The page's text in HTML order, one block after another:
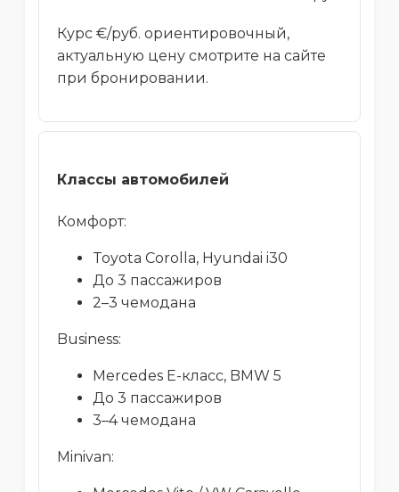
Курс €/руб. ориентировочный,
актуальную цену смотрите на сайте
при бронировании.
Классы автомобилей
Комфорт:
Toyota Corolla, Hyundai i30
До 3 пассажиров
2–3 чемодана
Business:
Mercedes E-класс, BMW 5
До 3 пассажиров
3–4 чемодана
Minivan: